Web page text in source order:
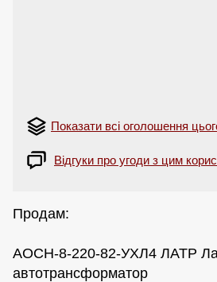
Показати всі оголошення
Відгуки про угоди з цим
Продам:
АОСН-8-220-82-УХЛ4 ЛАТР
автотрансформатор